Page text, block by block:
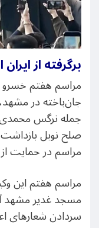
برگرفته از
مراسم هفتم
جان‌باخته در
جمله نرگس
صلح نوبل
مراسم در حمایت
مراسم هفتم این
مسجد غدیر مشهد
سردادن شعارهای